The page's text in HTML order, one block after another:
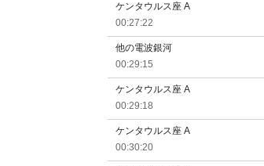
ケンタウルス座 A
00:27:22
他の電波銀河
00:29:15
ケンタウルス座 A
00:29:18
ケンタウルス座 A
00:30:20